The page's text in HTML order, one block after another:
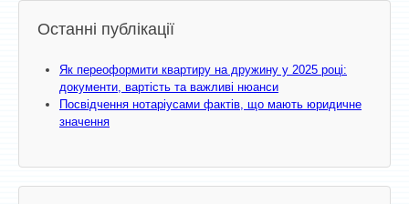
Останні публікації
Як переоформити квартиру на дружину у 2025 році:
документи, вартість та важливі нюанси
Посвідчення нотаріусами фактів, що мають юридичне
значення